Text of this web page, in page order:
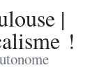
|
!